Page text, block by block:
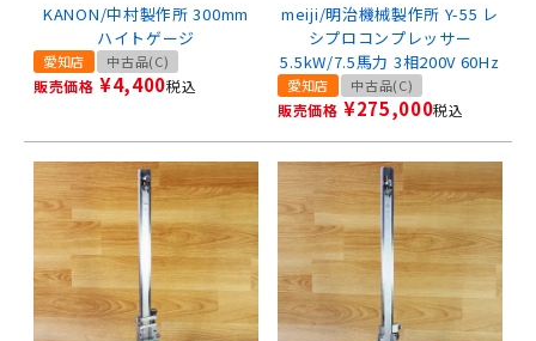
KANON/中村製作所 300mm
ハイトゲージ
愛知店 中古品(C)
販売価格 ¥4,400税込
meiji/明治機械製作所 Y-55 レ
シプロコンプレッサー
5.5kW/7.5馬力 3相200V 60Hz
愛知店 中古品(C)
販売価格 ¥275,000税込